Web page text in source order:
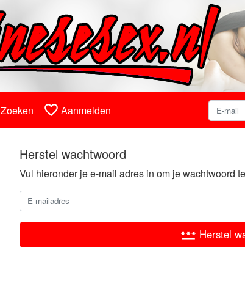
Zoeken favorite_border Aanmelden
Herstel wachtwoord
Vul hieronder je e-mail adres in om je wachtwoord
password Herstel